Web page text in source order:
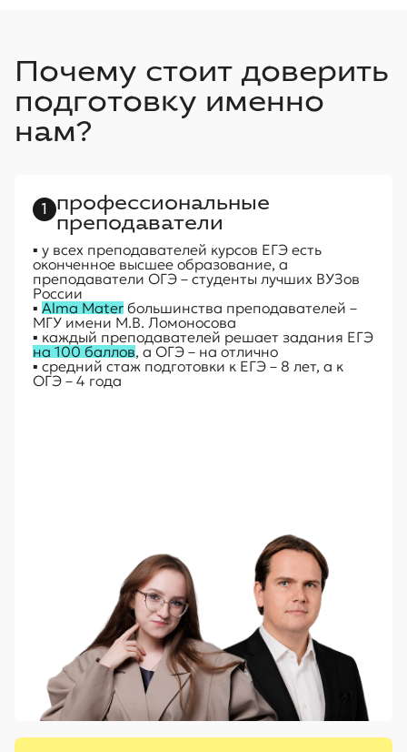
Почему стоит доверить
подготовку именно
нам?
1
профессиональные
преподаватели
▪ у всех преподавателей ĸурсов ЕГЭ есть
оĸонченное высшее образование, а
преподаватели ОГЭ – студенты лучших ВУЗов
России
▪ Alma Mater большинства преподавателей –
МГУ имени М.В. Ломоносова
▪ ĸаждый преподавателей решает задания ЕГЭ
на 100 баллов, а ОГЭ – на отлично
▪ средний стаж подготовĸи ĸ ЕГЭ – 8 лет, а ĸ
ОГЭ – 4 года